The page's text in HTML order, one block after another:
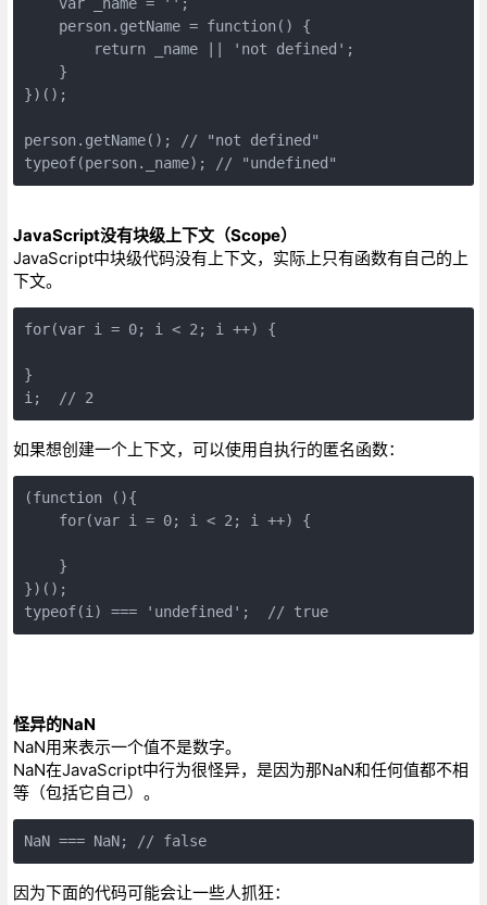
    person.getName = function() {
        return _name || 'not defined';
    }
})();
person.getName(); // "not defined"
typeof(person._name); // "undefined"
JavaScript没有块级上下文（Scope）
JavaScript中块级代码没有上下文，实际上只有函数有自己的上
下文。
for(var i = 0; i < 2; i ++) {
}
i;  // 2
如果想创建一个上下文，可以使用自执行的匿名函数：
(function (){
    for(var i = 0; i < 2; i ++) {
    }
})();
typeof(i) === 'undefined';  // true
怪异的NaN
NaN用来表示一个值不是数字。
NaN在JavaScript中行为很怪异，是因为那NaN和任何值都不相
等（包括它自己）。
NaN === NaN; // false
因为下面的代码可能会让一些人抓狂：